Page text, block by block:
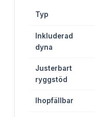
Typ
Inkluderad
dyna
Justerbart
ryggstöd
Ihopfällbar